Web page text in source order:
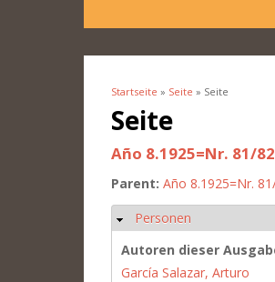
Sie sind hier
Startseite » Seite » Seite
Seite
Año 8.1925=Nr. 81/
Parent: Año 8.1925=Nr.
Ausblenden
Personen
Autoren dieser
García Salazar, Arturo